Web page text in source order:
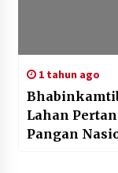
1 tahun ago
Lahan
Pangan